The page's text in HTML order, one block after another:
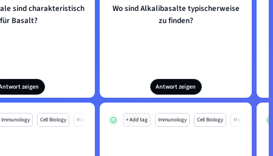
sind charakteristisch
für Basalt?
zeigen
Wo sind Alkalibasalte typischerweise
zu finden?
Antwort zeigen
Immunology Cell Biology Mo + Add tag Immunology Cell Biology Mo